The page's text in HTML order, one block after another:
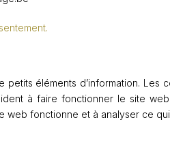
éléments d’information. Les
à faire fonctionner le site
web fonctionne et à analyser ce